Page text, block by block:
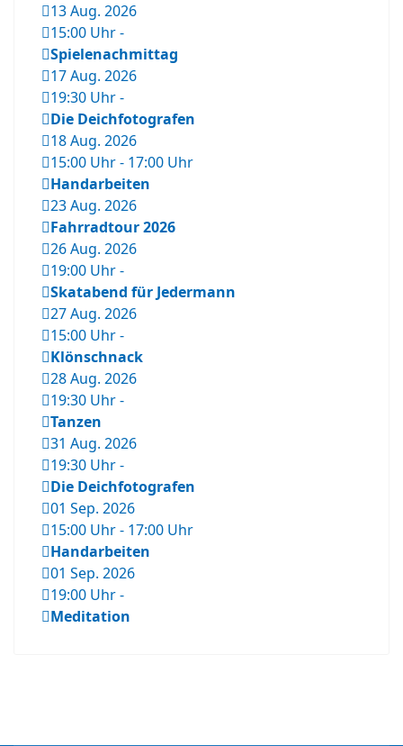
13 Aug. 2026
15:00 Uhr-
Spielenachmittag
17 Aug. 2026
19:30 Uhr-
Die Deichfotografen
18 Aug. 2026
15:00 Uhr- 17:00 Uhr
Handarbeiten
23 Aug. 2026
Fahrradtour 2026
26 Aug. 2026
19:00 Uhr-
Skatabend für Jedermann
27 Aug. 2026
15:00 Uhr-
Klönschnack
28 Aug. 2026
19:30 Uhr-
Tanzen
31 Aug. 2026
19:30 Uhr-
Die Deichfotografen
01 Sep. 2026
15:00 Uhr- 17:00 Uhr
Handarbeiten
01 Sep. 2026
19:00 Uhr-
Meditation